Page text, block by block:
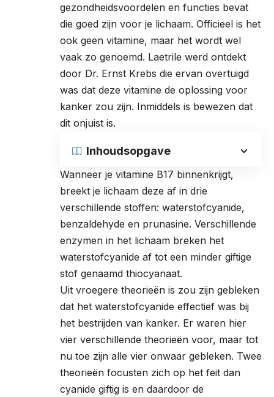
gezondheidsvoordelen en functies bevat
die goed zijn voor je lichaam. Officieel is het
ook geen vitamine, maar het wordt wel
vaak zo genoemd. Laetrile werd ontdekt
door Dr. Ernst Krebs die ervan overtuigd
was dat deze vitamine de oplossing voor
kanker zou zijn. Inmiddels is bewezen dat
dit onjuist is.
Inhoudsopgave
Wanneer je vitamine B17 binnenkrijgt,
breekt je lichaam deze af in drie
verschillende stoffen: waterstofcyanide,
benzaldehyde en prunasine. Verschillende
enzymen in het lichaam breken het
waterstofcyanide af tot een minder giftige
stof genaamd thiocyanaat.
Uit vroegere theorieën is zou zijn gebleken
dat het waterstofcyanide effectief was bij
het bestrijden van kanker. Er waren hier
vier verschillende theorieën voor, maar tot
nu toe zijn alle vier onwaar gebleken. Twee
theorieën focusten zich op het feit dan
cyanide giftig is en daardoor de